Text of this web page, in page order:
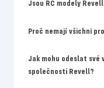
Jsou RC modely
Proč nemají všichni
Jak mohu odeslat
společnosti Revell?